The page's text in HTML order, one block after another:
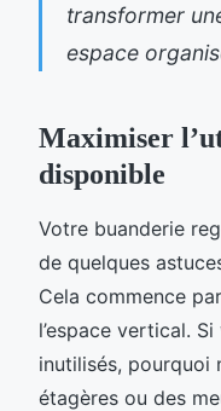
transformer
espace
Maximiser
disponible
Votre buanderie
de quelques
Cela commence
l’espace vertical.
inutilisés, pourquoi
étagères ou des